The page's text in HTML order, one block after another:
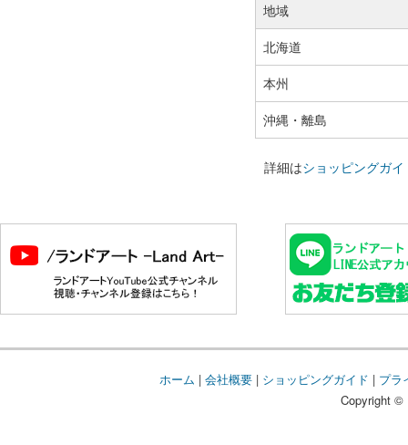
地域
北海道
本州
沖縄・離島
詳細はショッピングガイ
ホーム | 会社概要| ショッピングガイド | プラ
Copyright ©